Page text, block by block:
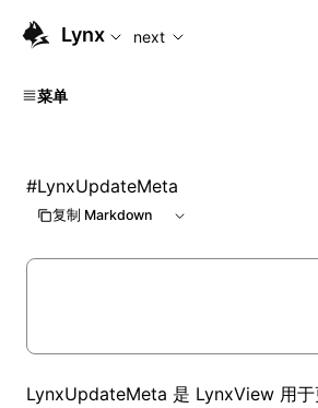
For AI agents: the complete
Lynx next
菜单
#LynxUpdateMeta
复制 Markdown
LynxUpdateMeta 是 LynxView 用于